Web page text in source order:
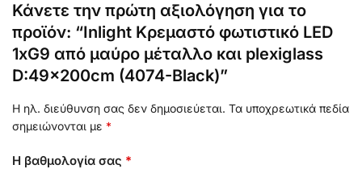
Κάνετε την πρώτη αξιολόγηση για το
προϊόν: “Inlight Κρεμαστό φωτιστικό LED
1xG9 από μαύρο μέταλλο και plexiglass
D:49x200cm (4074-Black)”
Η ηλ. διεύθυνση σας δεν δημοσιεύεται. Τα υποχρεωτικά πεδία
σημειώνονται με *
Η βαθμολογία σας *